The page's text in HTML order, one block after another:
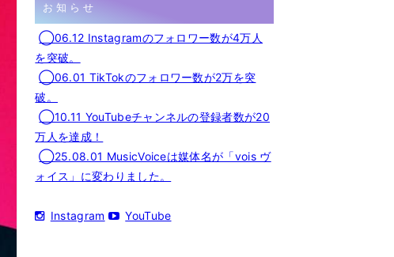
お知らせ
◯06.12 Instagramのフォロワー数が4万人
を突破。
◯06.01 TikTokのフォロワー数が2万を突
破。
◯10.11 YouTubeチャンネルの登録者数が20
万人を達成！
◯25.08.01 MusicVoiceは媒体名が「vois ヴ
ォイス」に変わりました。
Instagram YouTube